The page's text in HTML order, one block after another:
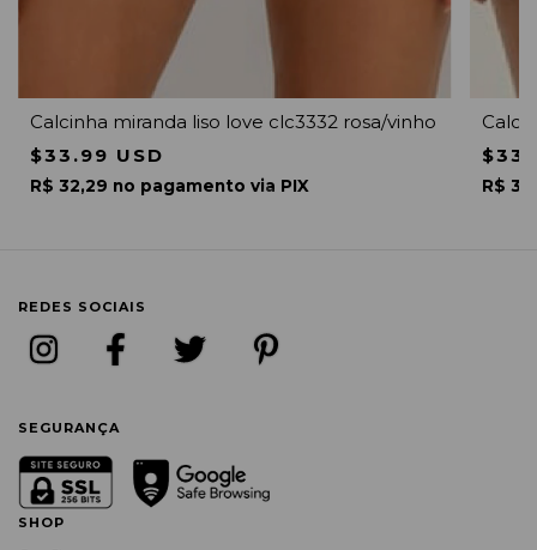
Calcinha miranda liso love clc3332 rosa/vinho
$33.99 USD
R$ 32,29 no pagamento via PIX R$
REDES SOCIAIS
SEGURANÇA
SHOP